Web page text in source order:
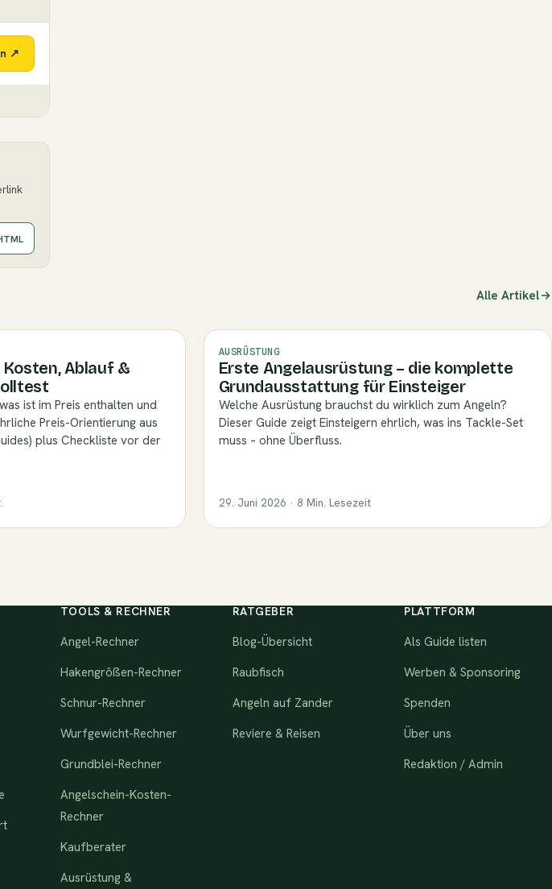
↗
angelguide.de/blog/fisch-raeuchern-anleitung)
Alle Artikel
Ablauf &
ist im Preis enthalten und
Preis-Orientierung aus
plus Checkliste vor der
AUSRÜSTUNG
Erste Angelausrüstung – die komplette
Grundausstattung für Einsteiger
Welche Ausrüstung brauchst du wirklich zum Angeln?
Dieser Guide zeigt Einsteigern ehrlich, was ins Tackle-Set
muss – ohne Überfluss.
29. Juni 2026 · 8 Min. Lesezeit
TOOLS & RECHNER
Angel-Rechner
Hakengrößen-Rechner
Schnur-Rechner
Wurfgewicht-Rechner
Grundblei-Rechner
Angelschein-Kosten-
Rechner
Kaufberater
Ausrüstung &
RATGEBER
Blog-Übersicht
Raubfisch
Angeln auf Zander
Reviere & Reisen
PLATTFORM
Als Guide listen
Werben & Sponsoring
Spenden
Über uns
Redaktion / Admin